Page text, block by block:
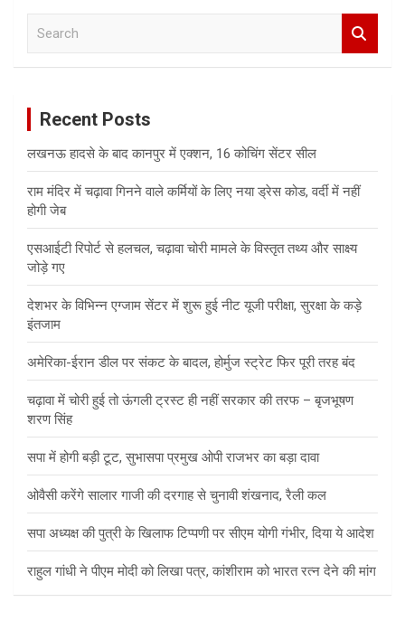
Recent Posts
लखनऊ हादसे के बाद कानपुर में एक्शन, 16 कोचिंग सेंटर सील
राम मंदिर में चढ़ावा गिनने वाले कर्मियों के लिए नया ड्रेस कोड, वर्दी में नहीं
होगी जेब
एसआईटी रिपोर्ट से हलचल, चढ़ावा चोरी मामले के विस्तृत तथ्य और साक्ष्य
जोड़े गए
देशभर के विभिन्न एग्जाम सेंटर में शुरू हुई नीट यूजी परीक्षा, सुरक्षा के कड़े
इंतजाम
अमेरिका-ईरान डील पर संकट के बादल, होर्मुज स्ट्रेट फिर पूरी तरह बंद
चढ़ावा में चोरी हुई तो ऊंगली ट्रस्ट ही नहीं सरकार की तरफ – बृजभूषण
शरण सिंह
सपा में होगी बड़ी टूट, सुभासपा प्रमुख ओपी राजभर का बड़ा दावा
ओवैसी करेंगे सालार गाजी की दरगाह से चुनावी शंखनाद, रैली कल
सपा अध्यक्ष की पुत्री के खिलाफ टिप्पणी पर सीएम योगी गंभीर, दिया ये आदेश
राहुल गांधी ने पीएम मोदी को लिखा पत्र, कांशीराम को भारत रत्न देने की मांग